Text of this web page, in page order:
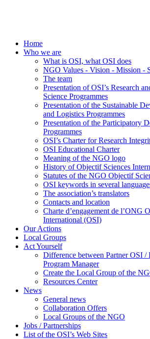
Home
Who we are
What is OSI, what OSI does
NGO Values - Vision - Mission -
The team
Presentation of OSI’s Research
Science Programmes
Presentation of the Sustainable
and Logistics Programmes
Presentation of the Participatory
Programmes
OSI’s Charter for Research
OSI Educational Charter
Meaning of the NGO logo
History of Objectif Sciences
Statutes of the NGO Objectif
OSI keywords in several
The association’s translators
Contacts and location
Charte d’engagement de l’ONG
International (OSI)
Our Actions
Local Groups
Act Yourself
Difference between Partner OSI /
Program Manager
Create the Local Group of the
Resources Center
News
General news
Collaboration Offers
Local Groups of the NGO
Jobs / Partnerships
List of the OSI’s Web Sites